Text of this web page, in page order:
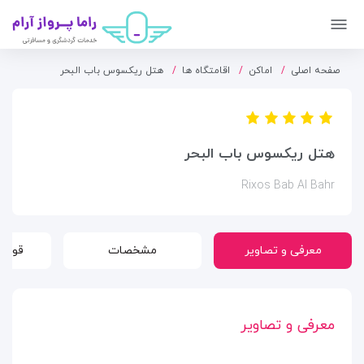
صفحه اصلی اماکن اقامتگاه ها هتل ریکسوس باب البحر
هتل ریکسوس باب البحر
Rixos Bab Al Bahr
معرفی و تصاویر مشخصات
معرفی و تصاویر